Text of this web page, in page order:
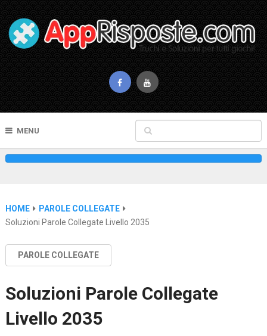
MENU
HOME
PAROLE COLLEGATE
Soluzioni Parole Collegate Livello 2035
PAROLE COLLEGATE
Soluzioni Parole Collegate
Livello 2035